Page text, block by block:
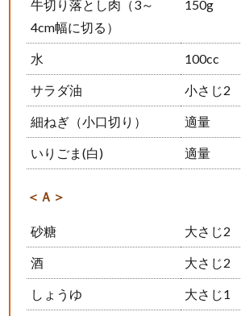
牛切り落とし肉（3～
4cm幅に切る）
150g
水 100cc
サラダ油 小さじ2
細ねぎ（小口切り） 適量
いりごま(白) 適量
＜Ａ＞
砂糖 大さじ2
酒 大さじ2
しょうゆ 大さじ1